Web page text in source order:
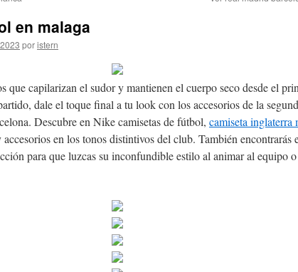
en malaga
poristern
que capilarizan el sudor y mantienen el cuerpo seco desde el
dale el toque final a tu look con los accesorios de la
Descubre en Nike camisetas de fútbol, camiseta inglaterra
en los tonos distintivos del club. También encontrarás
para que luzcas su inconfundible estilo al animar al equipo